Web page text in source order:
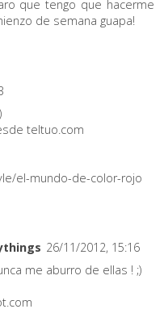
que tengo que hacerme
de semana guapa!
teltuo.com
el-mundo-de-color-rojo
26/11/2012, 15:16
me aburro de ellas ! ;)